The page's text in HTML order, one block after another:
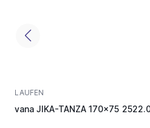
LAUFEN
vana JIKA-TANZA 170x75